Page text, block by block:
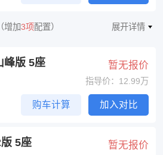
增加3项配置） 展开详情
峰版 5座 暂无报价
指导价：12.99万
购车计算 加入对比
5座 暂无报价